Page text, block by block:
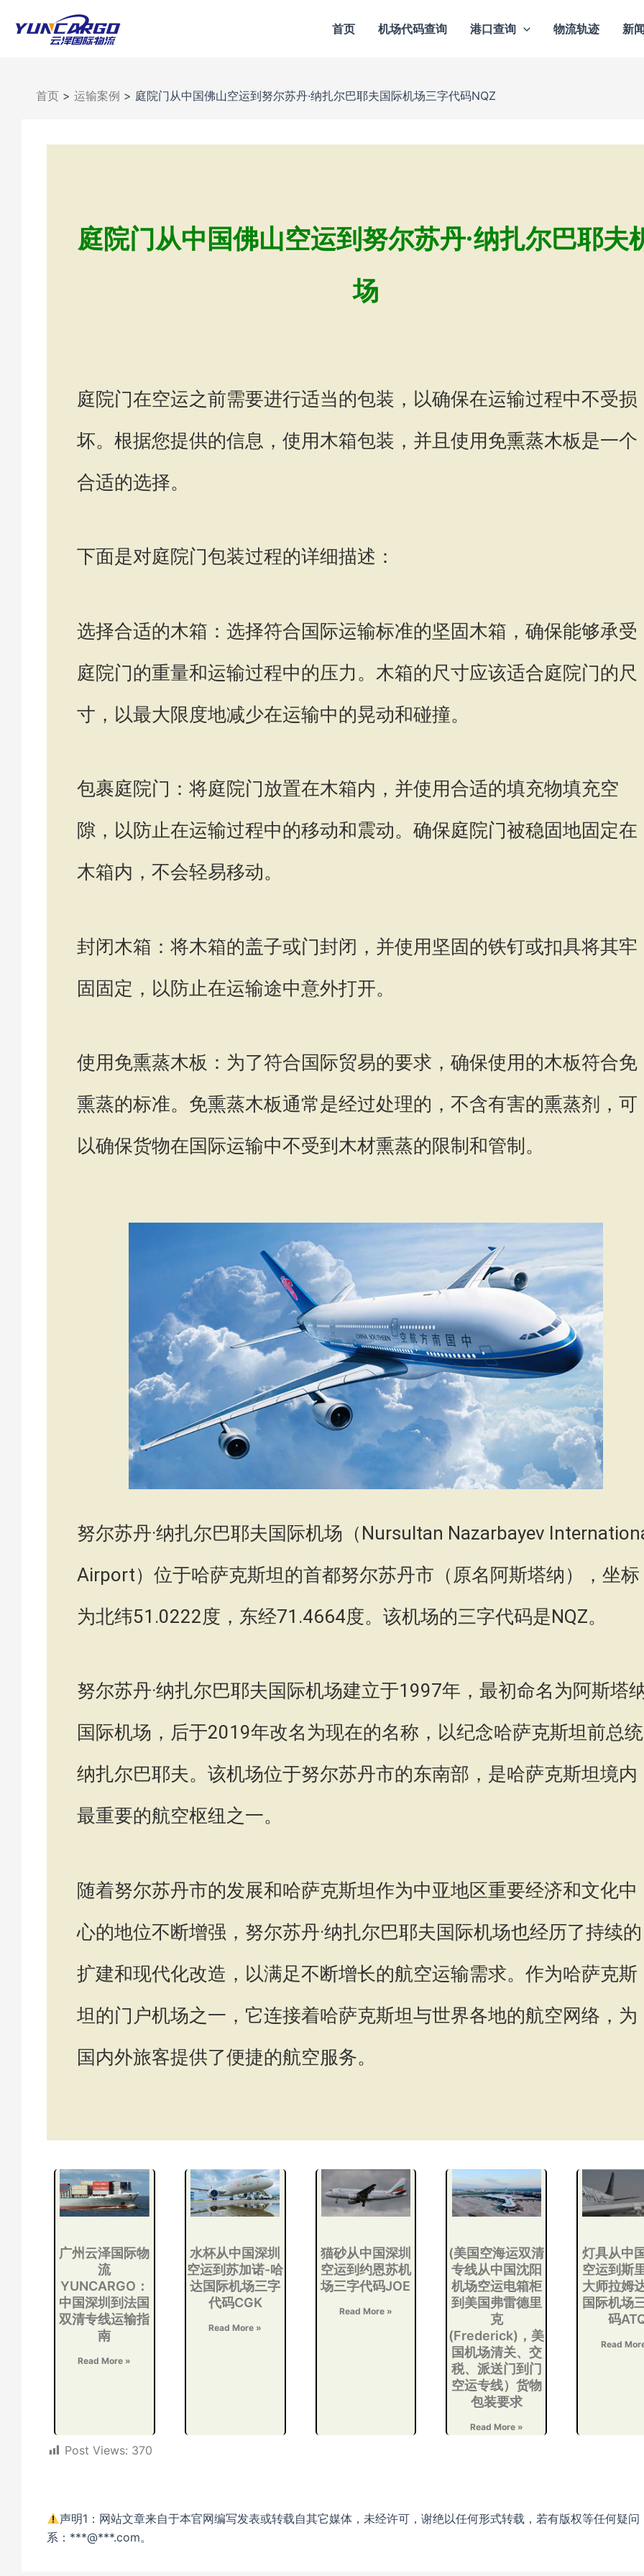
首页 机场代码查询 港口查询 物流轨迹 新
首页 > 运输案例 > 庭院门从中国佛山空运到努尔苏丹·纳扎尔巴耶夫国际机场三字代码NQZ
庭院门从中国佛山空运到努尔苏丹·纳扎尔巴耶夫
场
庭院门在空运之前需要进行适当的包装，以确保在运输过程中不受损
坏。根据您提供的信息，使用木箱包装，并且使用免熏蒸木板是一个
合适的选择。
下面是对庭院门包装过程的详细描述：
选择合适的木箱：选择符合国际运输标准的坚固木箱，确保能够承受
庭院门的重量和运输过程中的压力。木箱的尺寸应该适合庭院门的尺
寸，以最大限度地减少在运输中的晃动和碰撞。
包裹庭院门：将庭院门放置在木箱内，并使用合适的填充物填充空
隙，以防止在运输过程中的移动和震动。确保庭院门被稳固地固定在
木箱内，不会轻易移动。
封闭木箱：将木箱的盖子或门封闭，并使用坚固的铁钉或扣具将其牢
固固定，以防止在运输途中意外打开。
使用免熏蒸木板：为了符合国际贸易的要求，确保使用的木板符合免
熏蒸的标准。免熏蒸木板通常是经过处理的，不含有害的熏蒸剂，可
以确保货物在国际运输中不受到木材熏蒸的限制和管制。
努尔苏丹·纳扎尔巴耶夫国际机场（Nursultan Nazarbayev
Airport）位于哈萨克斯坦的首都努尔苏丹市（原名阿斯塔纳），坐标
为北纬51.0222度，东经71.4664度。该机场的三字代码是NQZ。
努尔苏丹·纳扎尔巴耶夫国际机场建立于1997年，最初命名为阿斯塔
国际机场，后于2019年改名为现在的名称，以纪念哈萨克斯坦前总统
纳扎尔巴耶夫。该机场位于努尔苏丹市的东南部，是哈萨克斯坦境内
最重要的航空枢纽之一。
随着努尔苏丹市的发展和哈萨克斯坦作为中亚地区重要经济和文化中
心的地位不断增强，努尔苏丹·纳扎尔巴耶夫国际机场也经历了持续的
扩建和现代化改造，以满足不断增长的航空运输需求。作为哈萨克斯
坦的门户机场之一，它连接着哈萨克斯坦与世界各地的航空网络，为
国内外旅客提供了便捷的航空服务。
广州云泽国际物
流
YUNCARGO：
中国深圳到法国
双清专线运输指
南
Read More »
水杯从中国深圳
空运到苏加诺-哈
达国际机场三字
代码CGK
Read More »
猫砂从中国深圳
空运到约恩苏机
场三字代码JOE
Read More »
(美国空海运双清
专线从中国沈阳
机场空运电箱柜
到美国弗雷德里
克
(Frederick)，美
国机场清关、交
税、派送门到门
空运专线）货物
包装要求
Read More »
灯具从中
空运到斯
大师拉姆
国际机场
码
Read
Post Views: 370
声明1：网站文章来自于本官网编写发表或转载自其它媒体，未经许可，谢绝以任何形式转载，若有版权等任何疑问
系：***@***.com。